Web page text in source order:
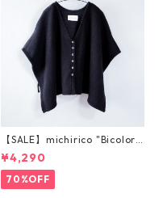
【SALE】michirico "Bicolor
poncho" (kids L,XL) (ブラッ
ク) MR22AW-11
¥4,290
70%OFF